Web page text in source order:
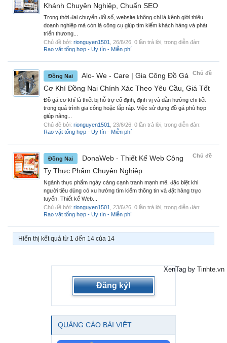
Khánh Chuyên Nghiệp, Chuẩn SEO
Trong thời đại chuyển đổi số, website không chỉ là kênh giới thiệu
doanh nghiệp mà còn là công cụ giúp tìm kiếm khách hàng và phát
triển thương...
Chủ đề bởi: rionguyen1501 26/6/26 , 0 lần trả lời, trong diễn đàn:
Rao vặt tổng hợp - Uy tín - Miễn phí
Chủ đề
Đồng Nai
Alo- We - Care | Gia Công Đồ Gá
Cơ Khí Đồng Nai Chính Xác Theo Yêu Cầu, Giá Tốt
Đồ gá cơ khí là thiết bị hỗ trợ cố định, định vị và dẫn hướng chi tiết
trong quá trình gia công hoặc lắp ráp. Việc sử dụng đồ gá phù hợp
giúp nâng...
Chủ đề bởi: rionguyen1501 23/6/26 , 0 lần trả lời, trong diễn đàn:
Rao vặt tổng hợp - Uy tín - Miễn phí
Chủ đề
Đồng Nai
DonaWeb - Thiết Kế Web Công
Ty Thực Phẩm Chuyên Nghiệp
Ngành thực phẩm ngày càng cạnh tranh mạnh mẽ, đặc biệt khi
người tiêu dùng có xu hướng tìm kiếm thông tin và đặt hàng trực
tuyến. Thiết kế Web...
Chủ đề bởi: rionguyen1501 23/6/26 , 0 lần trả lời, trong diễn đàn:
Rao vặt tổng hợp - Uy tín - Miễn phí
Hiển thị kết quả từ 1 đến 14 của 14
XenTag by Tinhte.vn
Đăng ký!
QUẢNG CÁO BÀI VIẾT